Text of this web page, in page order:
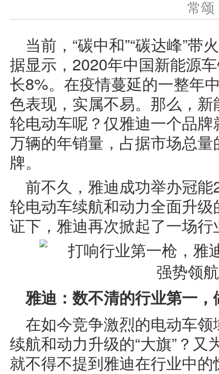
常
当前，“碳中和”“碳达峰”
据显示，2020年中国新能源
长8%。在疫情蔓延的一整年
色表现，实属不易。那么，
轮电动车呢？仅雅迪一个品
万辆的年销量，占据市场总
牌。
前不久，雅迪成功举办冠
轮电动车续航和动力全面升
证下，雅迪再次掀起了一场行
雅迪：数不清的行业第一
在如今竞争激烈的电动车
续航和动力升级的“大旗”？
就不得不提到雅迪在行业中